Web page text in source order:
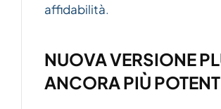
affidabilità.
NUOVA VERSIONE
ANCORA PIÙ